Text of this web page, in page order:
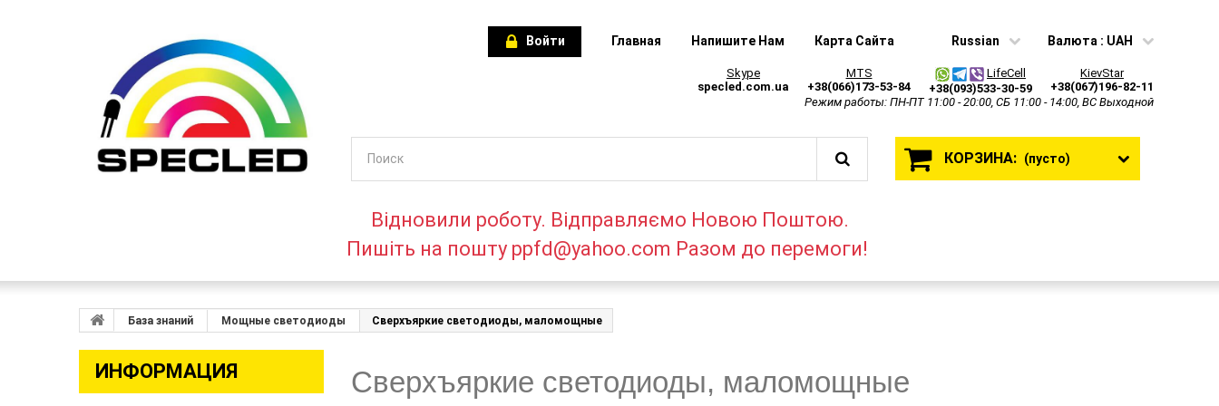
Валюта : UAH
Russian
Главная Напишите Нам Карта Сайта
Войти
Skype
specled.com.ua
MTS
+38(066)173-53-84
LifeCell
+38(093)533-30-59
KievStar
+38(067)196-82-11
Режим работы: ПН-ПТ 11:00 - 20:00, СБ 11:00 - 14:00, ВС Выходной
КОРЗИНА: (пусто)
Відновили роботу. Відправляємо Новою Поштою.
Пишіть на пошту ppfd@yahoo.com Разом до перемоги!
База знаний Мощные светодиоды Сверхъяркие светодиоды, маломощные
ИНФОРМАЦИЯ Сверхъяркие светодиоды, маломощные